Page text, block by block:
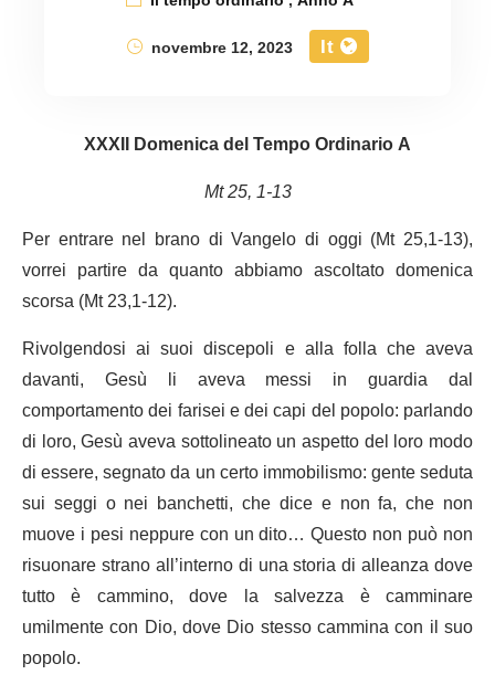
novembre 12, 2023
It
XXXII Domenica del Tempo Ordinario A
Mt 25, 1-13
Per entrare nel brano di Vangelo di oggi (Mt 25,1-13),
vorrei partire da quanto abbiamo ascoltato domenica
scorsa (Mt 23,1-12).
Rivolgendosi ai suoi discepoli e alla folla che aveva
davanti, Gesù li aveva messi in guardia dal
comportamento dei farisei e dei capi del popolo: parlando
di loro, Gesù aveva sottolineato un aspetto del loro modo
di essere, segnato da un certo immobilismo: gente seduta
sui seggi o nei banchetti, che dice e non fa, che non
muove i pesi neppure con un dito… Questo non può non
risuonare strano all’interno di una storia di alleanza dove
tutto è cammino, dove la salvezza è camminare
umilmente con Dio, dove Dio stesso cammina con il suo
popolo.